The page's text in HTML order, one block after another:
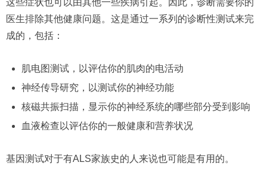
医生排除其他健康问题。这是通过一系列的诊断性测试来完
成的，包括：
肌电图测试，以评估你的肌肉的电活动
神经传导研究，以测试你的神经功能
核磁共振扫描，显示你的神经系统的哪些部分受到影响
血液检查以评估你的一般健康和营养状况
基因测试对于有ALS家族史的人来说也可能是有用的。